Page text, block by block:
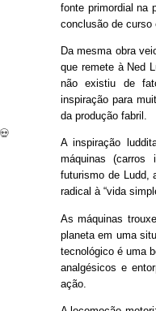
fonte primordial na
conclusão de curso
Da mesma obra
que remete à Ned
não existiu de
inspiração para
da produção fabril.
A inspiração
máquinas (carros
futurismo de Ludd,
radical à “vida
As máquinas
planeta em uma
tecnológico é uma
analgésicos e
ação.
💀